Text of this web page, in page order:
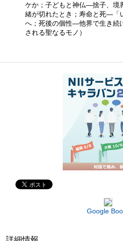
ケか；子どもと神仏—捨子、境
緒が切れたとき；寿命と死—「
へ；死後の個性—他界で生き続
される聖なるモノ）
Google